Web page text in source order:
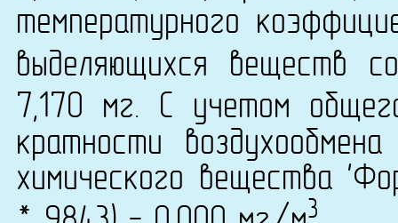
температурного
выделяющихся веществ
7,170 мг. С учетом
кратности
химического вещества
3